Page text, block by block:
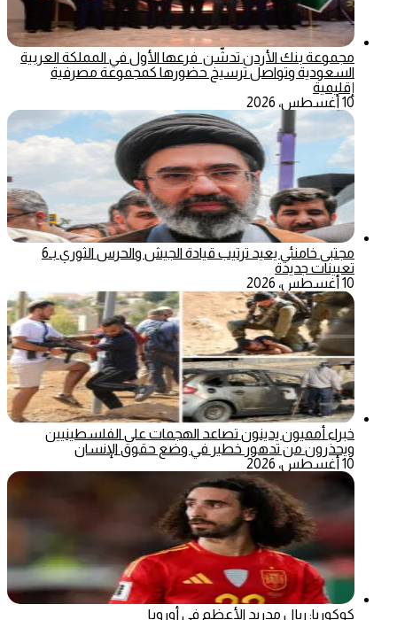
مجموعة بنك الأردن تدشّن فرعها الأول في المملكة العربية
السعودية وتواصل ترسيخ حضورها كمجموعة مصرفية
إقليمية
10 أغسطس، 2026
مجتبى خامنئي يعيد ترتيب قيادة الجيش والحرس الثوري بـ6
تعيينات جديدة
10 أغسطس، 2026
خبراء أمميون يدينون تصاعد الهجمات على الفلسطينيين
ويحذرون من تدهور خطير في وضع حقوق الإنسان
10 أغسطس، 2026
كوكوريا: ريال مدريد الأعظم في أوروبا